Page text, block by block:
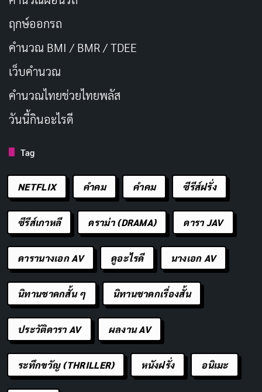
เข้าร่วมกิจกรรมทางสังคมและการชุมนุม
เข้าร่วมคลับหรือกลุ่มตามความสนใจของคุณ
อาสาสมัครสำหรับกิจกรรมหรือองค์กรชุมชน
เริ่มการสนทนากับคนที่คุณพบในชีวิตประจำวัน
ไปเที่ยวหรือดื่มกาแฟที่ร้าน
การพยายามเป็นคนที่คุณไม่ใช่เพื่อทำให้คนอื่นประทับใจ
นั้นไม่ยั่งยืนหรือเติมเต็ม ให้เน้นที่ความถูกต้องและเป็นของ
แท้แทน สิ่งนี้จะดึงดูดผู้คนที่มีค่านิยมและความสนใจคล้าย
กัน
ขั้นตอนที่ 3: ฟังและแสดงความสนใจ
การสร้างมิตรภาพที่แน่นแฟ้นต้องอาศัยทักษะในการสื่อสาร
ที่ดี สิ่งสำคัญอย่างหนึ่งของการสื่อสารคือการฟัง เมื่อคุณ
กำลังสนทนากับใครบางคน คุณต้องตั้งใจฟังและแสดงความ
สนใจในสิ่งที่พวกเขากำลังพูด ถามคำถาม แสดงความคิด
เห็น และแสดงความเห็นอกเห็นใจ
ฤกษ์ออกรถ
คำนวณ BMI / BMR / TDEE
เว็บคํานวณ
คํานวณไทยช่วยไทยพลัส
วันนี้กินอะไรดี
Tag
NETFLIX คำคม คําคม ซีรีส์ฝรั่ง
ซีรีส์เกาหลี ดราม่า (DRAMA) ดารา JAV
ดารานางเอก AV ดูอะไรดี นางเอก AV
นิทานชาดกสั้น ๆ นิทานชาดกเรื่องสั้น
ประวัติดารา AV ผลงาน AV
ระทึกขวัญ (THRILLER) หนังฝรั่ง อนิเมะ